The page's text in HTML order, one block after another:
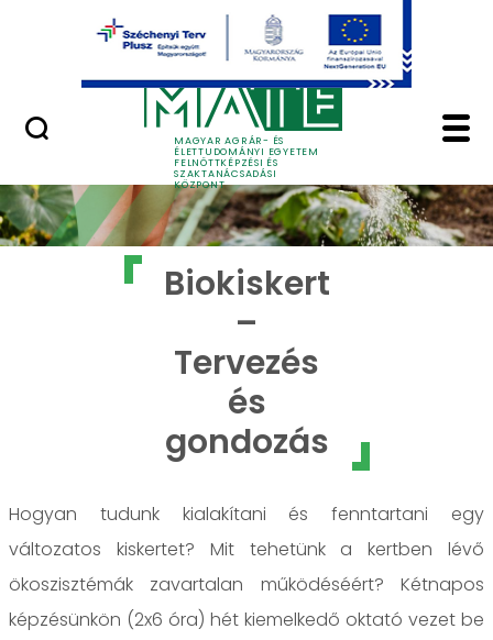
Ugrás a fő tartalomhoz
MAGYAR AGRÁR- ÉS
ÉLETTUDOMÁNYI EGYETEM
FELNŐTTKÉPZÉSI ÉS
SZAKTANÁCSADÁSI
KÖZPONT
Biokiskert - MATE
Biokiskert
–
Tervezés
és
gondozás
Hogyan tudunk kialakítani és fenntartani egy
változatos kiskertet? Mit tehetünk a kertben lévő
ökoszisztémák zavartalan működéséért? Kétnapos
képzésünkön (2x6 óra) hét kiemelkedő oktató vezet be